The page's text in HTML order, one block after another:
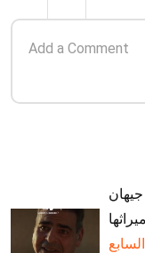
العالم الحلقة 7.. جيهان